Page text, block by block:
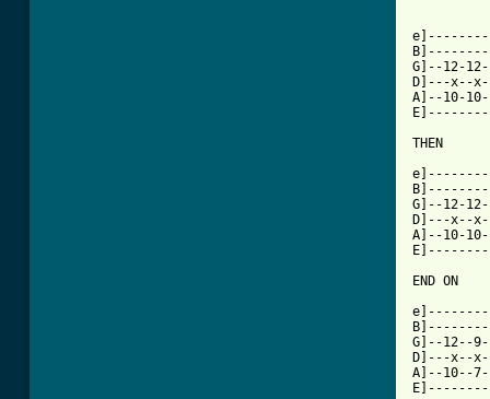
G]--12-
D]---x--
A]--10-
THEN
G]--12-
D]---x--
A]--10-
END ON
G]--
D]---x--
A]--